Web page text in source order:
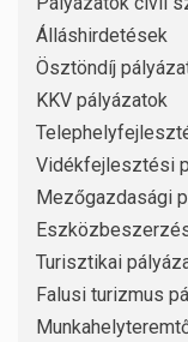
Álláshirdetések
Ösztöndíj
KKV pályázatok
Vidékfejlesztési
Mezőgazdasági
Turisztikai
Falusi turizmus